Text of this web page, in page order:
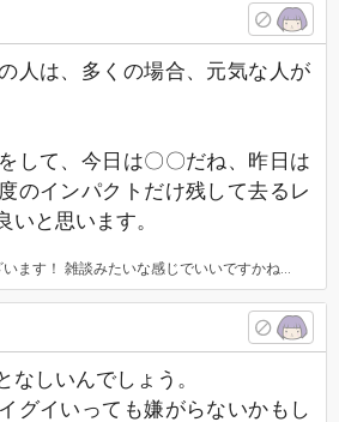
人は、多くの場合、元気な人が
して、今日は〇〇だね、昨日は
のインパクトだけ残して去るレ
いと思います。
みたいな感じでいいですかね？ 無理せず元気に、頑張ります！
なしいんでしょう。
グイいっても嫌がらないかもし